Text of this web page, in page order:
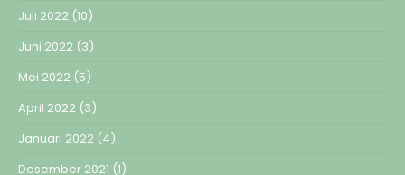
Juli 2022 (10)
Juni 2022 (3)
Mei 2022 (5)
April 2022 (3)
Januari 2022 (4)
Desember 2021 (1)